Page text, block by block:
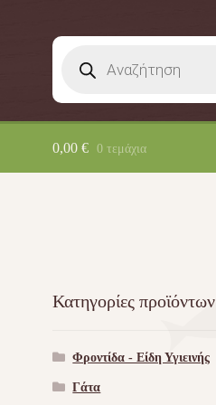
search
0,00 € 0 τεμάχια
Κατηγορίες προϊόντων
Φροντίδα - Είδη Υγιεινής
Γάτα